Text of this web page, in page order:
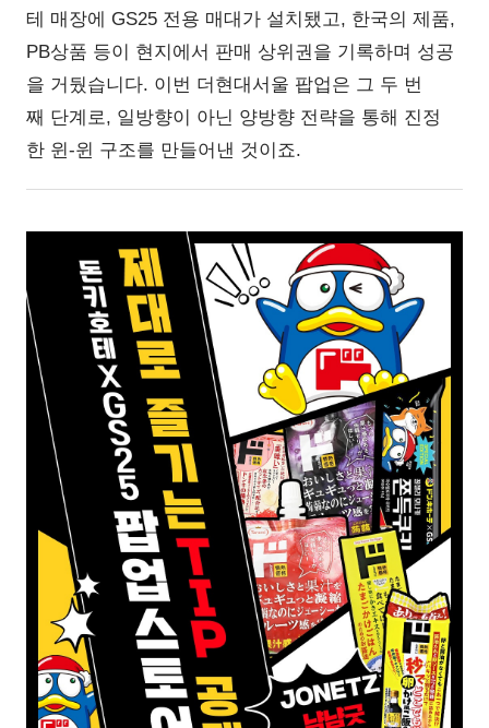
테 매장에 GS25 전용 매대가 설치됐고, 한국의 제품,
PB상품 등이 현지에서 판매 상위권을 기록하며 성공
을 거뒀습니다. 이번 더현대서울 팝업은 그 두 번
째 단계로, 일방향이 아닌 양방향 전략을 통해 진정
한 윈-윈 구조를 만들어낸 것이죠.